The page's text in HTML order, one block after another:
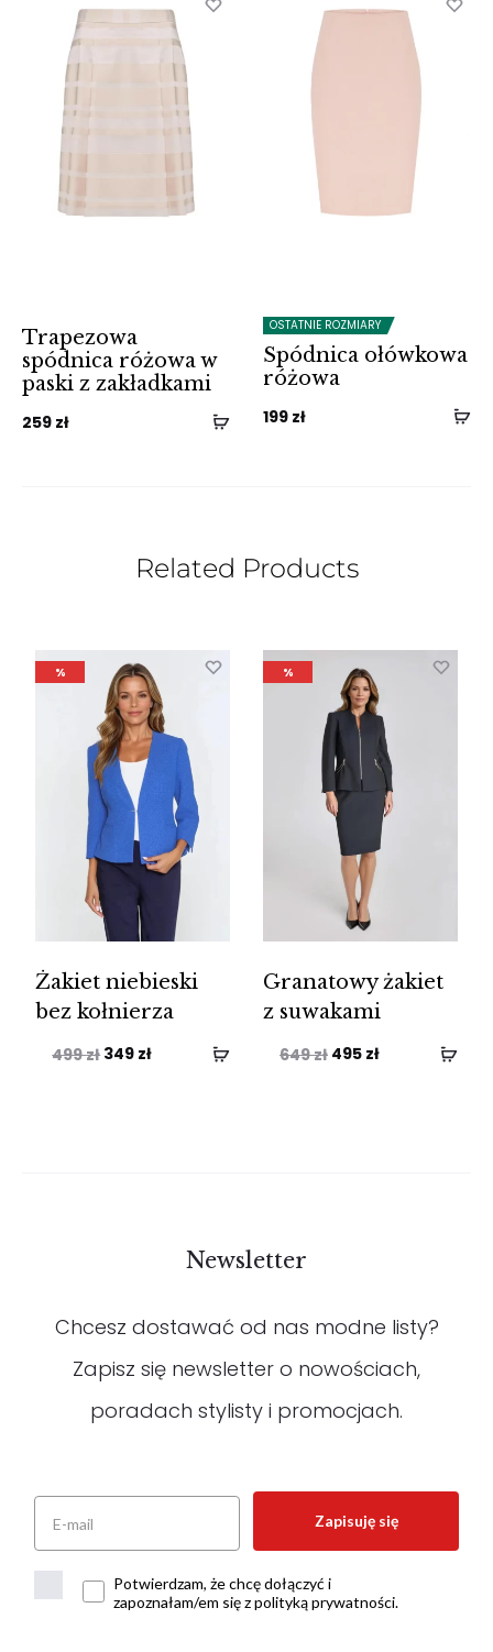
Trapezowa
spódnica różowa w
paski z zakładkami
259 zł
OSTATNIE ROZMIARY
Spódnica ołówkowa
różowa
199 zł
Related Products
%
Żakiet niebieski
bez kołnierza
499złPierwotna
349 złAktualna
%
Granatowy żakiet
z suwakami
649zł Pierwotna
495 złAktualna
Newsletter
Chcesz dostawać od nas modne listy?
Zapisz się newsletter o nowościach,
poradach stylisty i promocjach.
Zapisuję się
Potwierdzam, że chcę dołączyć i
zapoznałam/em się z polityką prywatności.